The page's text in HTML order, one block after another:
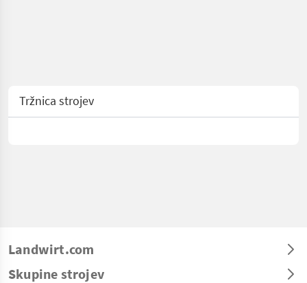
Tržnica strojev
Landwirt.com
Skupine strojev